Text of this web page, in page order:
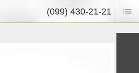
(099) 430-21-21